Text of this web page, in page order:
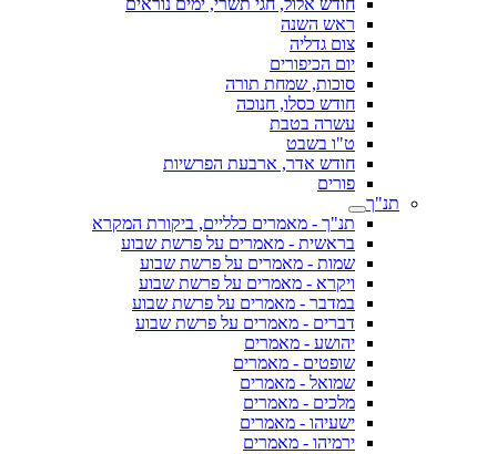
חודש אלול, חגי תשרי, ימים נוראים
ראש השנה
צום גדליה
יום הכיפורים
סוכות, שמחת תורה
חודש כסלו, חנוכה
עשרה בטבת
ט"ו בשבט
חודש אדר, ארבעת הפרשיות
פורים
תנ"ך
תנ"ך - מאמרים כלליים, ביקורת המקרא
בראשית - מאמרים על פרשת שבוע
שמות - מאמרים על פרשת שבוע
ויקרא - מאמרים על פרשת שבוע
במדבר - מאמרים על פרשת שבוע
דברים - מאמרים על פרשת שבוע
יהושע - מאמרים
שופטים - מאמרים
שמואל - מאמרים
מלכים - מאמרים
ישעיהו - מאמרים
ירמיהו - מאמרים